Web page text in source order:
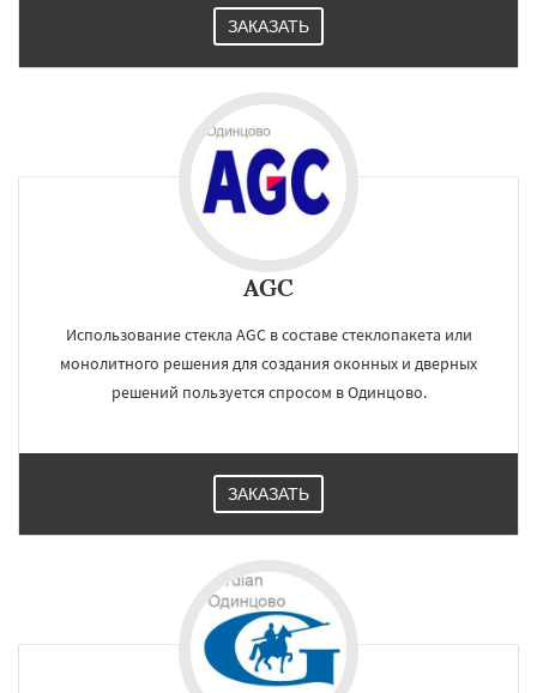
Чехов Шатура
Электрогорск Электросталь
Электроугли Яхрома Андреево
Жилево Загорянский
ЗАКАЗАТЬ
AGC
Использование стекла AGC в составе стеклопакета или
монолитного решения для создания оконных и дверных
решений пользуется спросом в Одинцово.
ЗАКАЗАТЬ